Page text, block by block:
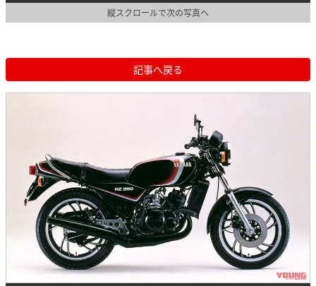
縦スクロールで次の写真へ
記事へ戻る